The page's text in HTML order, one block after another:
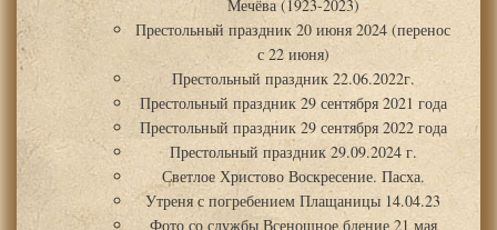
Мечёва (1923-2023)
Престольный праздник 20 июня 2024 (перенос
с 22 июня)
Престольный праздник 22.06.2022г.
Престольный праздник 29 сентября 2021 года
Престольный праздник 29 сентября 2022 года
Престольный праздник 29.09.2024 г.
Светлое Христово Воскресение. Пасха.
Утреня с погребением Плащаницы 14.04.23
Фото со службы Всенощное бдение 21 мая